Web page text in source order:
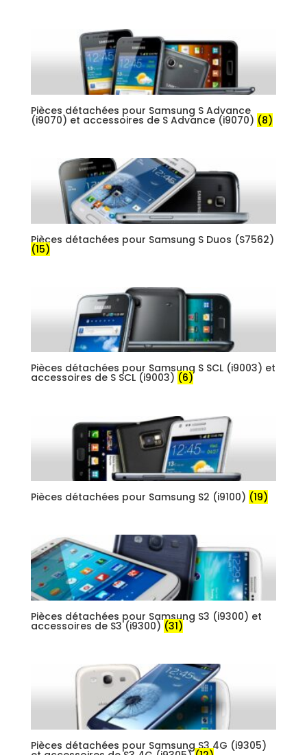
Pièces détachées pour Samsung S Advance
(i9070) et accessoires de S Advance (i9070) (8)
Pièces détachées pour Samsung S Duos (S7562)
(15)
Pièces détachées pour Samsung S SCL (i9003) et
accessoires de S SCL (i9003) (6)
Pièces détachées pour Samsung S2 (i9100) (19)
Pièces détachées pour Samsung S3 (i9300) et
accessoires de S3 (i9300) (31)
Pièces détachées pour Samsung S3 4G (i9305)